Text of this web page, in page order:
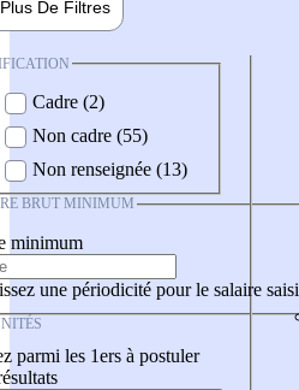
Plus De Filtres
Cadre (2)
Non cadre (55)
Non renseignée (13)
BRUT MINIMUM
minimum
une périodicité pour le salaire saisi
parmi les 1ers à postuler